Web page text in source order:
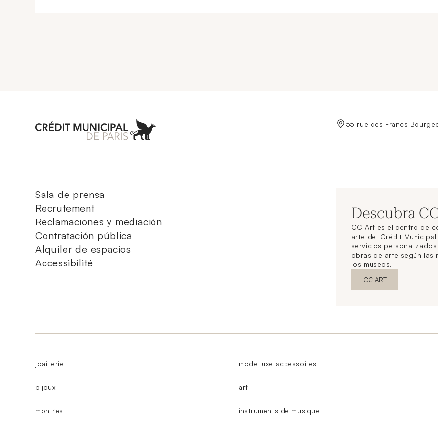
Aller à l'accueil de Crédit Municipal de Paris 55 rue des Francs
Sala de prensa
Recrutement
Reclamaciones y mediación
Contratación pública
Alquiler de espacios
Accessibilité
Descubra
CC Art es el centro de
arte del Crédit
servicios
obras de arte según las
los museos.
Nueva ventanaDescubrir
CC ART
joaillerie
bijoux
montres
mode luxe accessoires
art
instruments de musique